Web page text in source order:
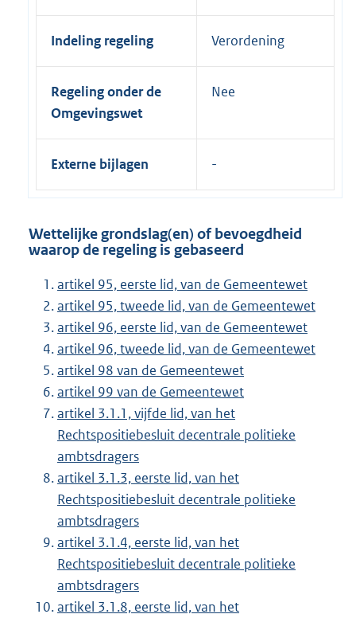
Indeling regeling Verordening
Regeling onder de
Omgevingswet
Nee
Externe bijlagen
Wettelijke grondslag(en) of bevoegdheid
waarop de regeling is gebaseerd
artikel 95, eerste lid, van de Gemeentewet
artikel 95, tweede lid, van de Gemeentewet
artikel 96, eerste lid, van de Gemeentewet
artikel 96, tweede lid, van de Gemeentewet
artikel 98 van de Gemeentewet
artikel 99 van de Gemeentewet
artikel 3.1.1, vijfde lid, van het
Rechtspositiebesluit decentrale politieke
ambtsdragers
artikel 3.1.3, eerste lid, van het
Rechtspositiebesluit decentrale politieke
ambtsdragers
artikel 3.1.4, eerste lid, van het
Rechtspositiebesluit decentrale politieke
ambtsdragers
artikel 3.1.8, eerste lid, van het